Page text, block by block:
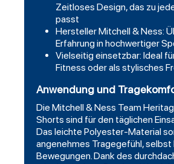
Zeitloses Design, das zu
passt
Hersteller Mitchell & Ness:
Erfahrung in hochwertiger
Vielseitig einsetzbar: Ideal
Fitness oder als stylisches
Anwendung und
Die Mitchell & Ness Team
Shorts sind für den täglichen
Das leichte Polyester-Material
angenehmes Tragegefühl,
Bewegungen. Dank des